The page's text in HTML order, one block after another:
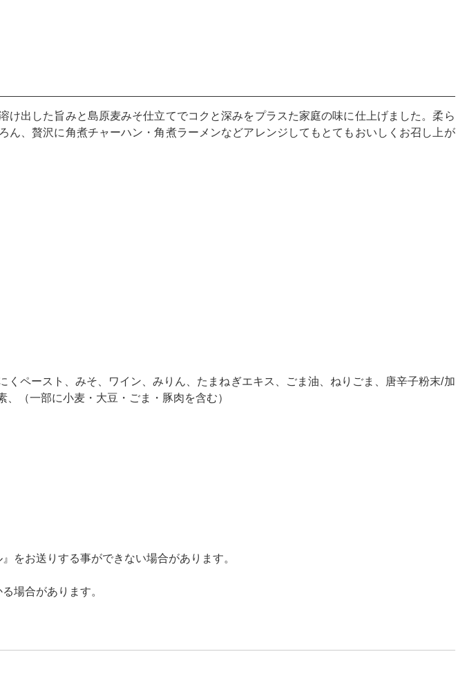
け出した旨みと島原麦みそ仕立てでコクと深みをプラスた家庭の味に仕上げました。柔ら
ん、贅沢に角煮チャーハン・角煮ラーメンなどアレンジしてもとてもおいしくお召し上が
くペースト、みそ、ワイン、みりん、たまねぎエキス、ごま油、ねりごま、唐辛子粉末/加
（一部に小麦・大豆・ごま・豚肉を含む）
をお送りする事ができない場合があります。
場合があります。